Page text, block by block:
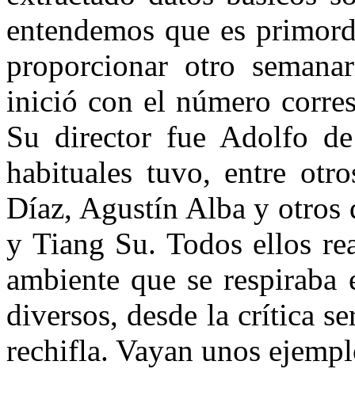
entendemos que es
proporcionar otro
inició con el número
Su director fue Adolfo
habituales tuvo, entre
Díaz, Agustín Alba y otros
y Tiang Su. Todos ellos
ambiente que se
diversos, desde la crítica
rechifla. Vayan unos